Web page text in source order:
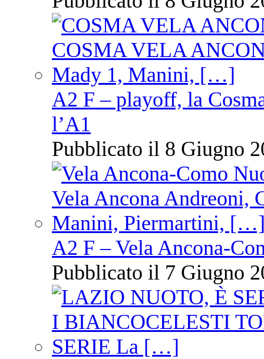
A2 F – playoff, la
l’A1
Pubblicato il 8 Giugno
A2 F – Vela Ancona-
Pubblicato il 7 Giugno